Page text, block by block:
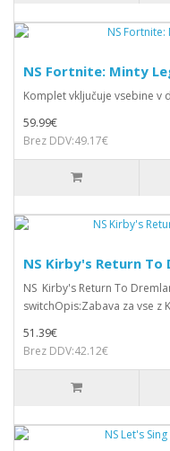
NS Fortnite: Minty
Komplet vključuje
59.99€
Brez DDV:49.17€
NS Kirby's Return To
NS Kirby's Return To
switchOpis:Zabava za vse z
51.39€
Brez DDV:42.12€